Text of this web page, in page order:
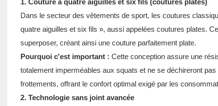
Dans le secteur des vêtements de sport, les coutures
quatre aiguilles et six fils », aussi appelées coutures plates.
superposer, créant ainsi une couture parfaitement plate.
Pourquoi c'est important : Cette conception assure une
totalement imperméables aux squats et ne se déchireront
frottements, offrant le confort optimal exigé par les
2. Technologie sans joint avancée